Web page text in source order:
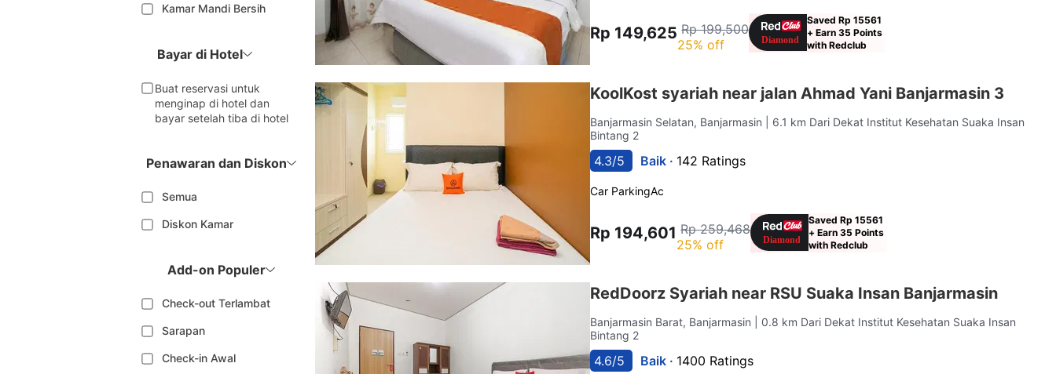
Kamar Mandi Bersih
Bayar di Hotel
Buat reservasi untuk
menginap di hotel dan
bayar setelah tiba di hotel
Penawaran dan Diskon
Semua
Diskon Kamar
Add-on Populer
Check-out Terlambat
Sarapan
Check-in Awal
Rp 149,625 Rp 199,500
25% off
Saved Rp 15561
+ Earn 35 Points
with Redclub
KoolKost syariah near jalan Ahmad Yani Banjarmasin 3
Banjarmasin Selatan, Banjarmasin
| 6.1 km Dari Dekat Institut Kesehatan Suaka Insan
Bintang 2
4.3/5 Baik · 142 Ratings
Car ParkingAc
Rp 194,601 Rp 259,468
25% off
Saved Rp 15561
+ Earn 35 Points
with Redclub
RedDoorz Syariah near RSU Suaka Insan Banjarmasin
Banjarmasin Barat, Banjarmasin
| 0.8 km Dari Dekat Institut Kesehatan Suaka Insan
Bintang 2
4.6/5 Baik · 1400 Ratings